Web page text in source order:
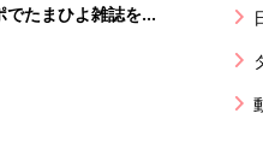
たまひよ雑誌を買
期間限定】